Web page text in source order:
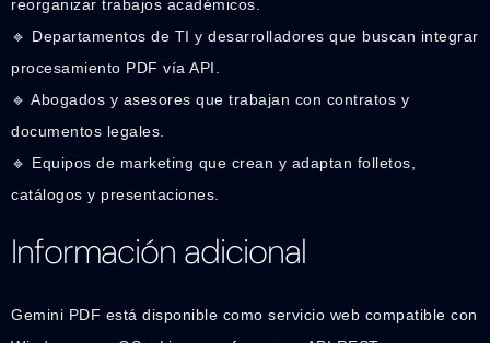
reorganizar trabajos académicos.
🔹 Departamentos de TI y desarrolladores que buscan integrar
procesamiento PDF vía API.
🔹 Abogados y asesores que trabajan con contratos y
documentos legales.
🔹 Equipos de marketing que crean y adaptan folletos,
catálogos y presentaciones.
Información adicional
Gemini PDF está disponible como servicio web compatible con